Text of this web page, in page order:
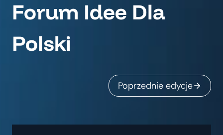
Forum Idee Dla
Polski
Poprzednie edycje